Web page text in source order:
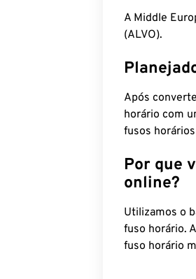
A Middle
(ALVO).
Após
horário com
fusos
Por que
online?
Utilizamos o
fuso horário.
fuso horário